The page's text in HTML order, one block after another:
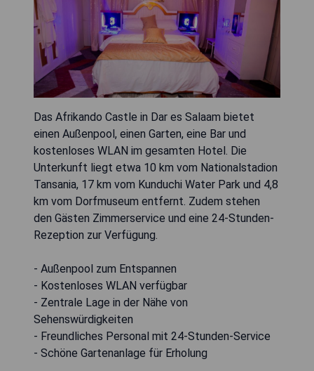
Das Afrikando Castle in Dar es Salaam bietet
einen Außenpool, einen Garten, eine Bar und
kostenloses WLAN im gesamten Hotel. Die
Unterkunft liegt etwa 10 km vom Nationalstadion
Tansania, 17 km vom Kunduchi Water Park und 4,8
km vom Dorfmuseum entfernt. Zudem stehen
den Gästen Zimmerservice und eine 24-Stunden-
Rezeption zur Verfügung.
- Außenpool zum Entspannen
- Kostenloses WLAN verfügbar
- Zentrale Lage in der Nähe von
Sehenswürdigkeiten
- Freundliches Personal mit 24-Stunden-Service
- Schöne Gartenanlage für Erholung